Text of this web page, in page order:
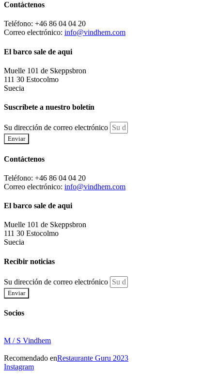
Contáctenos
Teléfono: +46 86 04 04 20
Correo electrónico: info@vindhem.com
El barco sale de aqui
Muelle 101 de Skeppsbron
111 30 Estocolmo
Suecia
Suscríbete a nuestro boletín
Su dirección de correo electrónico
Enviar
Contáctenos
Teléfono: +46 86 04 04 20
Correo electrónico: info@vindhem.com
El barco sale de aqui
Muelle 101 de Skeppsbron
111 30 Estocolmo
Suecia
Recibir noticias
Su dirección de correo electrónico
Enviar
Socios
M / S Vindhem
Recomendado enRestaurante Guru 2023
Instagram